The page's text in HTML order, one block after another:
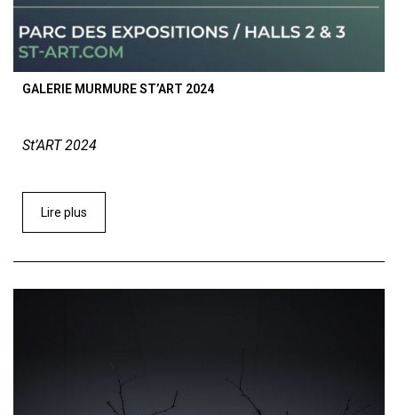
GALERIE MURMURE ST’ART 2024
St’ART 2024
Lire plus